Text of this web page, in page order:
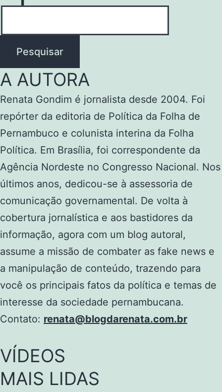
Pesquisar
A AUTORA
Renata Gondim é jornalista desde 2004. Foi
repórter da editoria de Política da Folha de
Pernambuco e colunista interina da Folha
Política. Em Brasília, foi correspondente da
Agência Nordeste no Congresso Nacional. Nos
últimos anos, dedicou-se à assessoria de
comunicação governamental. De volta à
cobertura jornalística e aos bastidores da
informação, agora com um blog autoral,
assume a missão de combater as fake news e
a manipulação de conteúdo, trazendo para
você os principais fatos da política e temas de
interesse da sociedade pernambucana.
Contato: renata@blogdarenata.com.br
VÍDEOS
MAIS LIDAS